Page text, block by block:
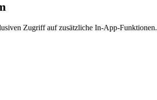
Zugriff auf zusätzliche In-App-Funktionen.